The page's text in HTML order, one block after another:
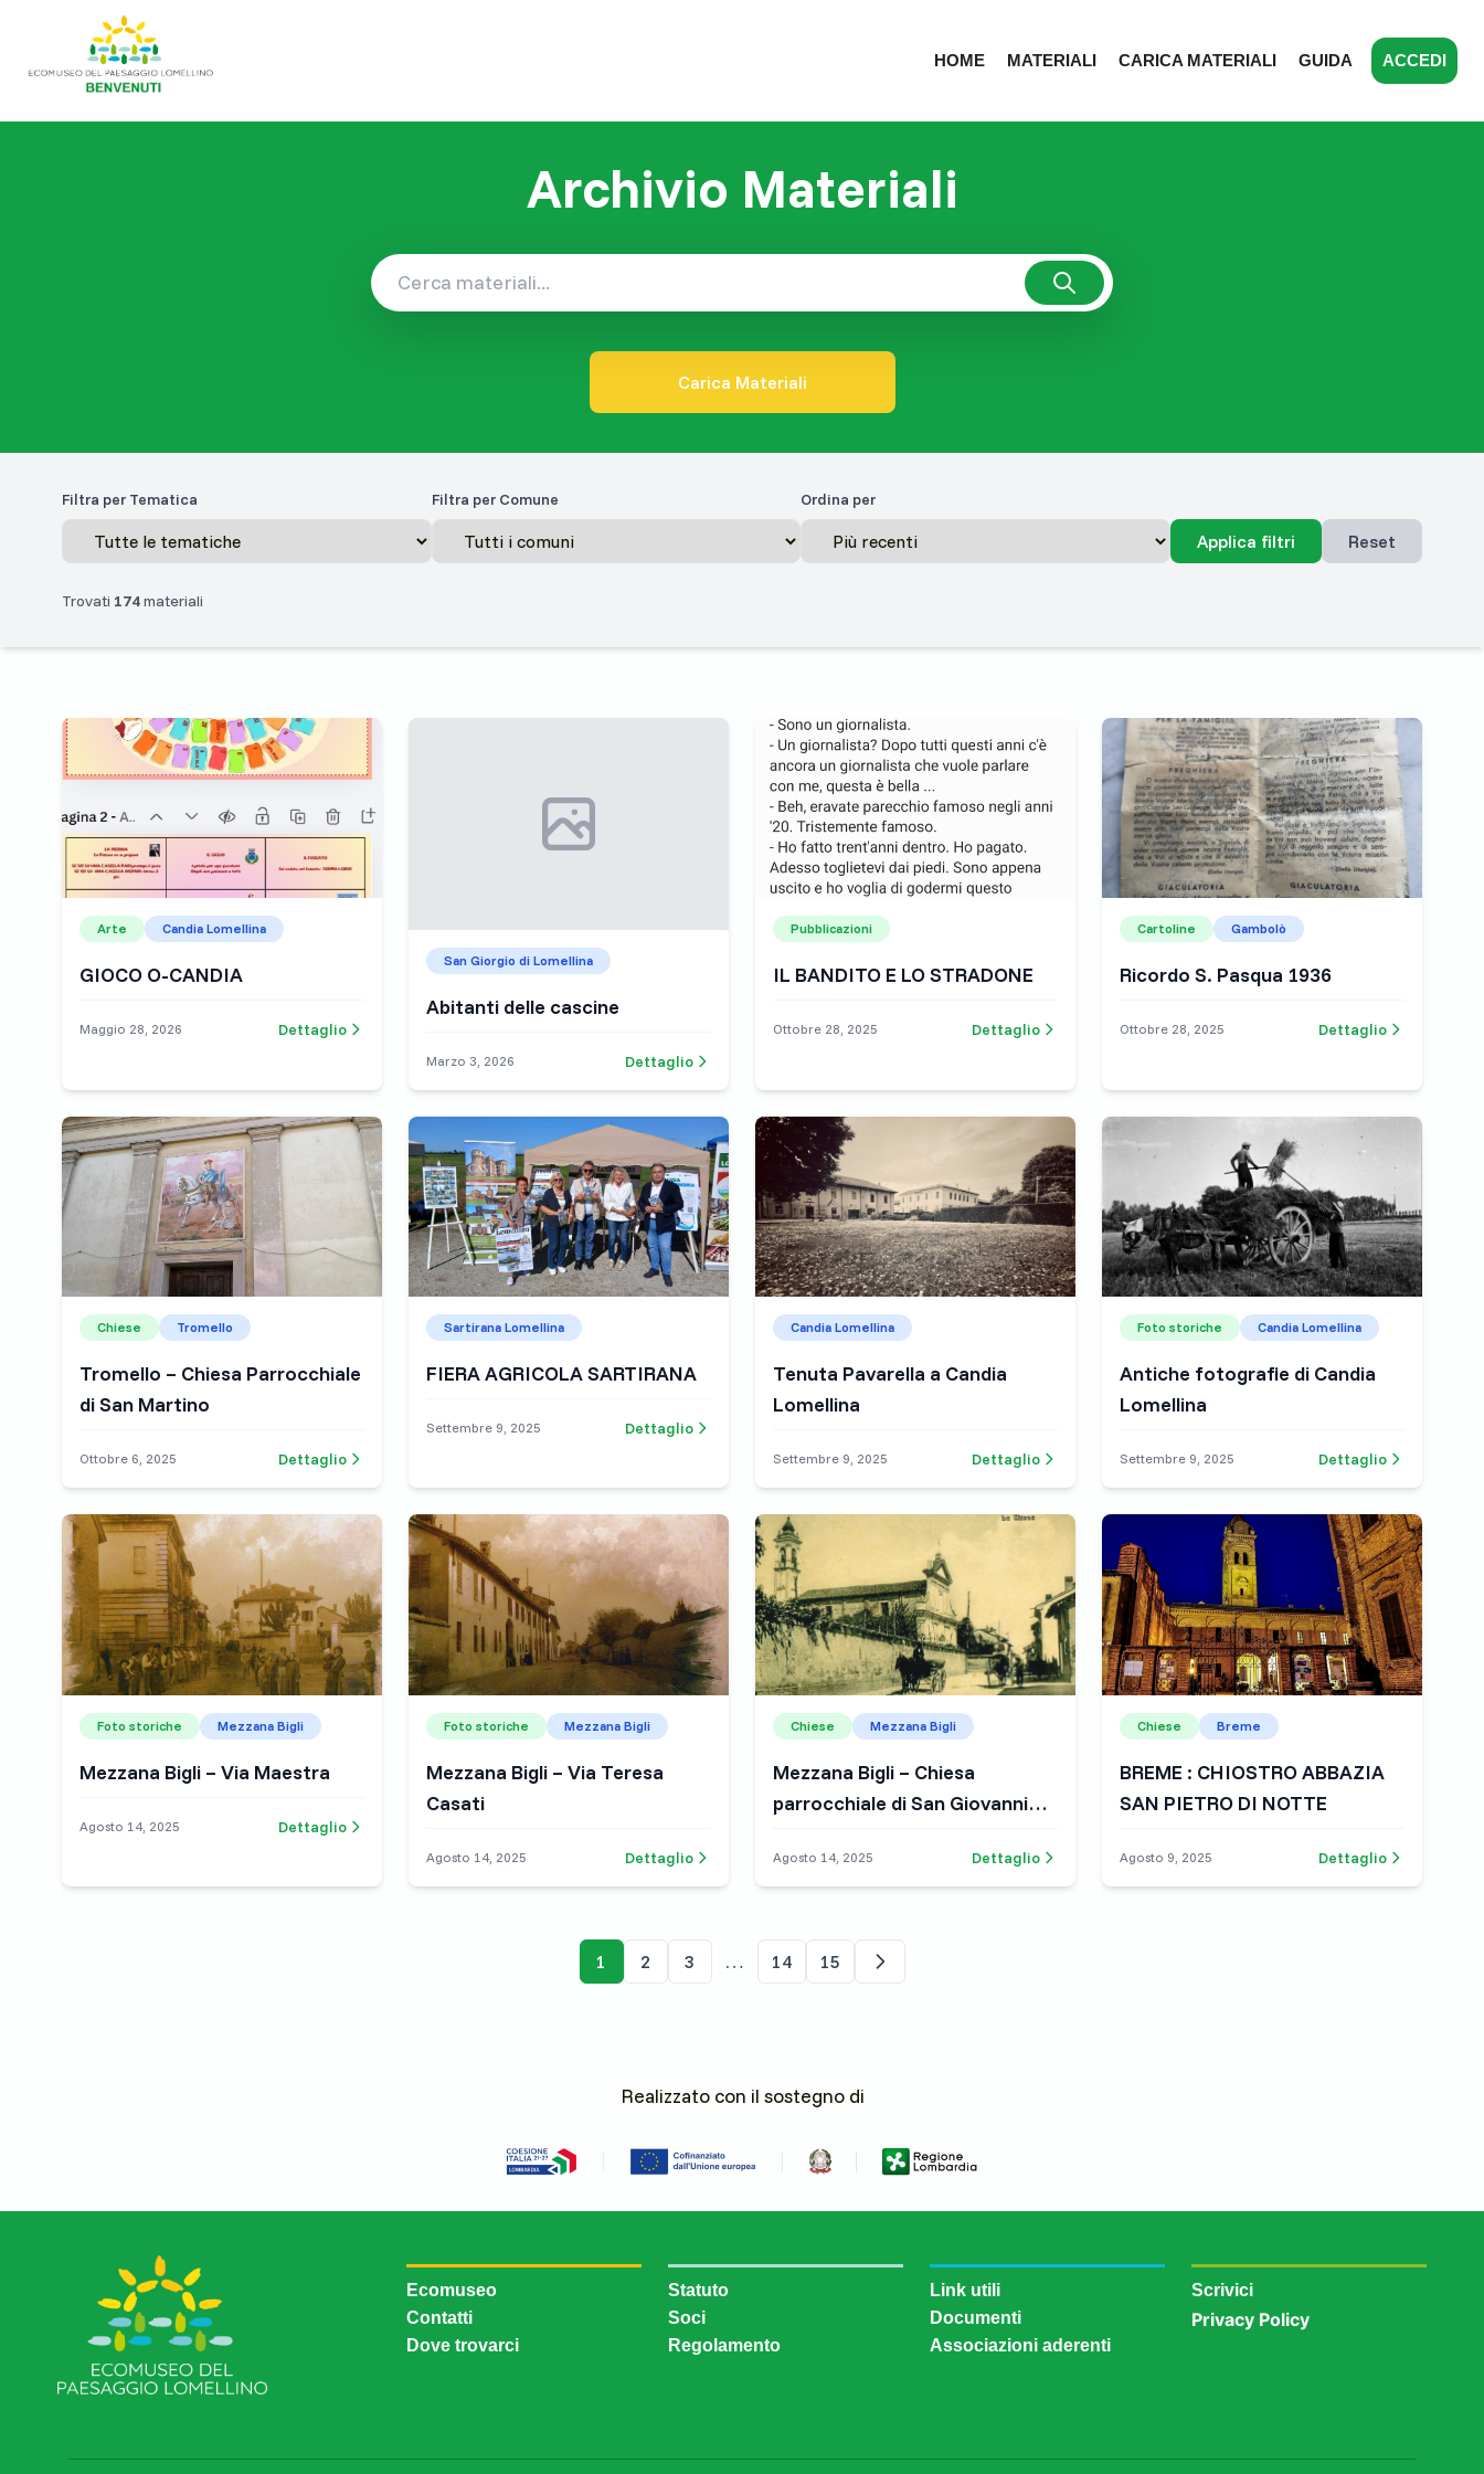
HOME MATERIALI CARICA MATERIALI GUIDA ACCEDI
Archivio Materiali
Carica Materiali
Filtra per Tematica Filtra per Comune Ordina per
Applica filtri Reset
Trovati 174materiali
Arte Candia Lomellina
GIOCO O-CANDIA
Maggio 28, 2026 Dettaglio
San Giorgio di Lomellina
Abitanti delle cascine
Marzo 3, 2026 Dettaglio
Pubblicazioni
IL BANDITO E LO STRADONE
Ottobre 28, 2025 Dettaglio
Cartoline Gambolò
Ricordo S. Pasqua 1936
Ottobre 28, 2025 Dettaglio
Chiese Tromello
Tromello – Chiesa Parrocchiale
di San Martino
Ottobre 6, 2025 Dettaglio
Sartirana Lomellina
FIERA AGRICOLA SARTIRANA
Settembre 9, 2025 Dettaglio
Candia Lomellina
Tenuta Pavarella a Candia
Lomellina
Settembre 9, 2025 Dettaglio
Foto storiche Candia Lomellina
Antiche fotografie di Candia
Lomellina
Settembre 9, 2025 Dettaglio
Foto storiche Mezzana Bigli
Mezzana Bigli – Via Maestra
Agosto 14, 2025 Dettaglio
Foto storiche Mezzana Bigli
Mezzana Bigli – Via Teresa
Casati
Agosto 14, 2025 Dettaglio
Chiese Mezzana Bigli
Mezzana Bigli – Chiesa
parrocchiale di San Giovanni
Agosto 14, 2025 Dettaglio
Chiese Breme
BREME : CHIOSTRO ABBAZIA
SAN PIETRO DI NOTTE
Agosto 9, 2025 Dettaglio
1 2 3 … 14 15
Realizzato con il sostegno di
Ecomuseo
Contatti
Dove trovarci
Statuto
Soci
Regolamento
Link utili
Documenti
Associazioni aderenti
Scrivici
Privacy Policy